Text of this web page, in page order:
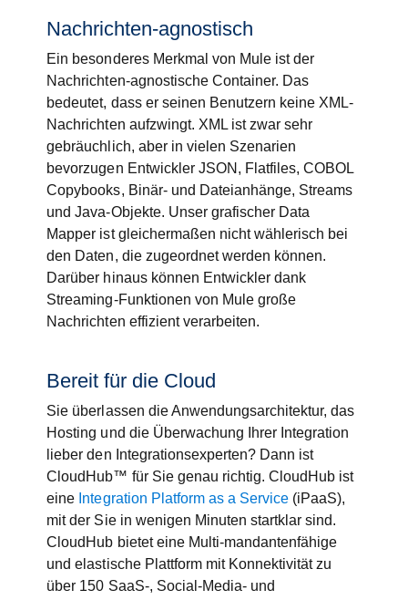
Nachrichten-agnostisch
Ein besonderes Merkmal von Mule ist der
Nachrichten-agnostische Container. Das
bedeutet, dass er seinen Benutzern keine XML-
Nachrichten aufzwingt. XML ist zwar sehr
gebräuchlich, aber in vielen Szenarien
bevorzugen Entwickler JSON, Flatfiles, COBOL
Copybooks, Binär- und Dateianhänge, Streams
und Java-Objekte. Unser grafischer Data
Mapper ist gleichermaßen nicht wählerisch bei
den Daten, die zugeordnet werden können.
Darüber hinaus können Entwickler dank
Streaming-Funktionen von Mule große
Nachrichten effizient verarbeiten.
Bereit für die Cloud
Sie überlassen die Anwendungsarchitektur, das
Hosting und die Überwachung Ihrer Integration
lieber den Integrationsexperten? Dann ist
CloudHub™ für Sie genau richtig. CloudHub ist
eine Integration Platform as a Service (iPaaS),
mit der Sie in wenigen Minuten startklar sind.
CloudHub bietet eine Multi-mandantenfähige
und elastische Plattform mit Konnektivität zu
über 150 SaaS-, Social-Media- und